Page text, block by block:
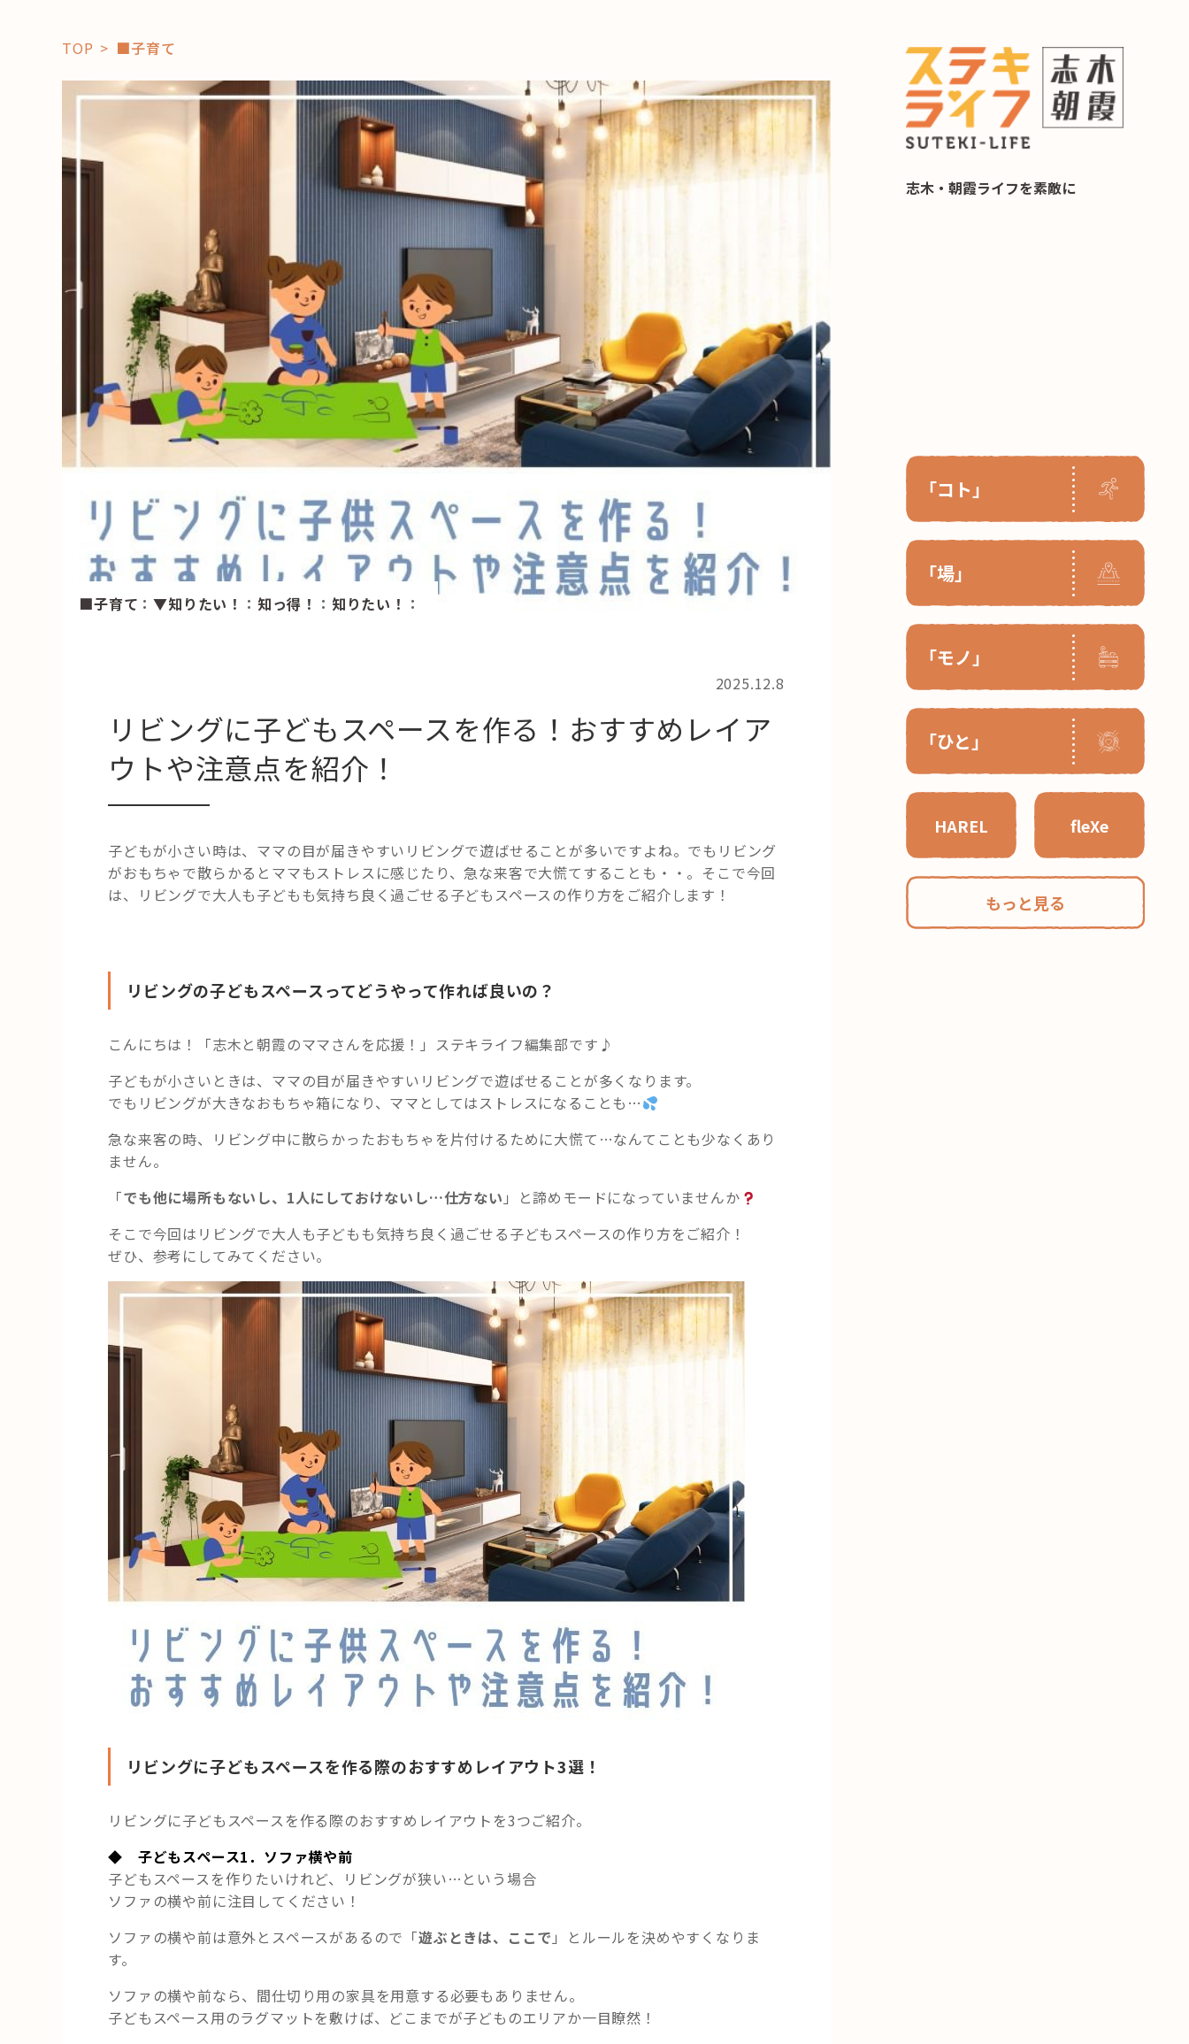
志木・朝霞ライフを素敵に
「コト」
「場」
「モノ」
「ひと」
HAREL fleXe
もっと見る
おすすめ
スポット
学び・教育
「場」
HAREL
HAREL
活用事例
fleXe リノベ事例
「ひと」
これからの暮らし 住み替え相談
TOP ■子育て
■子育て ：▼知りたい！ ： 知っ得！ ： 知りたい！ ：
2025.12.8
リビングに子どもスペースを作る！おすすめレイア
ウトや注意点を紹介！
子どもが小さい時は、ママの目が届きやすいリビングで遊ばせることが多いですよね。でもリビング
がおもちゃで散らかるとママもストレスに感じたり、急な来客で大慌てすることも・・。そこで今回
は、リビングで大人も子どもも気持ち良く過ごせる子どもスペースの作り方をご紹介します！
リビングの子どもスペースってどうやって作れば良いの？
こんにちは！「志木と朝霞のママさんを応援！」ステキライフ編集部です♪
子どもが小さいときは、ママの目が届きやすいリビングで遊ばせることが多くなります。
でもリビングが大きなおもちゃ箱になり、ママとしてはストレスになることも…
急な来客の時、リビング中に散らかったおもちゃを片付けるために大慌て…なんてことも少なくあり
ません。
「でも他に場所もないし、1人にしておけないし…仕方ない 」と諦めモードになっていませんか
そこで今回はリビングで大人も子どもも気持ち良く過ごせる子どもスペースの作り方をご紹介！
ぜひ、参考にしてみてください。
リビングに子どもスペースを作る際のおすすめレイアウト3選！
リビングに子どもスペースを作る際のおすすめレイアウトを3つご紹介。
◆ 子どもスペース1．ソファ横や前
子どもスペースを作りたいけれど、リビングが狭い…という場合
ソファの横や前に注目してください！
ソファの横や前は意外とスペースがあるので「遊ぶときは、ここで 」とルールを決めやすくなりま
す。
ソファの横や前なら、間仕切り用の家具を用意する必要もありません。
子どもスペース用のラグマットを敷けば、どこまでが子どものエリアか一目瞭然！